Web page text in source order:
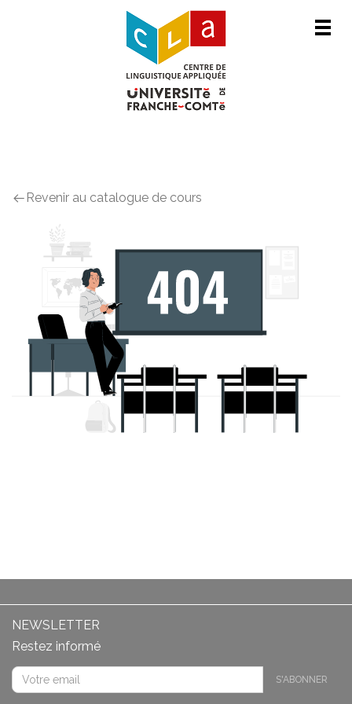
Revenir au catalogue de cours
NEWSLETTER
Restez informé
S'ABONNER